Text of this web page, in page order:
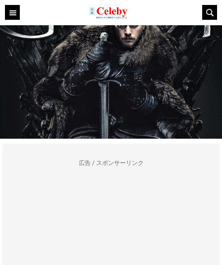
広告 / スポンサーリンク